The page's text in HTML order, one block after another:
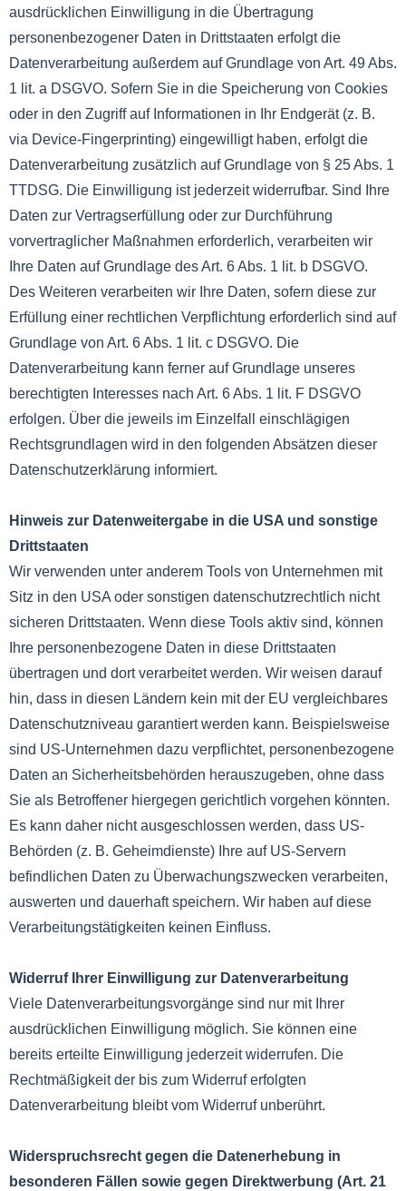
ausdrücklichen Einwilligung in die Übertragung
personenbezogener Daten in Drittstaaten erfolgt die
Datenverarbeitung außerdem auf Grundlage von Art. 49 Abs.
1 lit. a DSGVO. Sofern Sie in die Speicherung von Cookies
oder in den Zugriff auf Informationen in Ihr Endgerät (z. B.
via Device-Fingerprinting) eingewilligt haben, erfolgt die
Datenverarbeitung zusätzlich auf Grundlage von § 25 Abs. 1
TTDSG. Die Einwilligung ist jederzeit widerrufbar. Sind Ihre
Daten zur Vertragserfüllung oder zur Durchführung
vorvertraglicher Maßnahmen erforderlich, verarbeiten wir
Ihre Daten auf Grundlage des Art. 6 Abs. 1 lit. b DSGVO.
Des Weiteren verarbeiten wir Ihre Daten, sofern diese zur
Erfüllung einer rechtlichen Verpflichtung erforderlich sind auf
Grundlage von Art. 6 Abs. 1 lit. c DSGVO. Die
Datenverarbeitung kann ferner auf Grundlage unseres
berechtigten Interesses nach Art. 6 Abs. 1 lit. F DSGVO
erfolgen. Über die jeweils im Einzelfall einschlägigen
Rechtsgrundlagen wird in den folgenden Absätzen dieser
Datenschutzerklärung informiert.
Hinweis zur Datenweitergabe in die USA und sonstige
Drittstaaten
Wir verwenden unter anderem Tools von Unternehmen mit
Sitz in den USA oder sonstigen datenschutzrechtlich nicht
sicheren Drittstaaten. Wenn diese Tools aktiv sind, können
Ihre personenbezogene Daten in diese Drittstaaten
übertragen und dort verarbeitet werden. Wir weisen darauf
hin, dass in diesen Ländern kein mit der EU vergleichbares
Datenschutzniveau garantiert werden kann. Beispielsweise
sind US-Unternehmen dazu verpflichtet, personenbezogene
Daten an Sicherheitsbehörden herauszugeben, ohne dass
Sie als Betroffener hiergegen gerichtlich vorgehen könnten.
Es kann daher nicht ausgeschlossen werden, dass US-
Behörden (z. B. Geheimdienste) Ihre auf US-Servern
befindlichen Daten zu Überwachungszwecken verarbeiten,
auswerten und dauerhaft speichern. Wir haben auf diese
Verarbeitungstätigkeiten keinen Einfluss.
Widerruf Ihrer Einwilligung zur Datenverarbeitung
Viele Datenverarbeitungsvorgänge sind nur mit Ihrer
ausdrücklichen Einwilligung möglich. Sie können eine
bereits erteilte Einwilligung jederzeit widerrufen. Die
Rechtmäßigkeit der bis zum Widerruf erfolgten
Datenverarbeitung bleibt vom Widerruf unberührt.
Widerspruchsrecht gegen die Datenerhebung in
besonderen Fällen sowie gegen Direktwerbung (Art. 21